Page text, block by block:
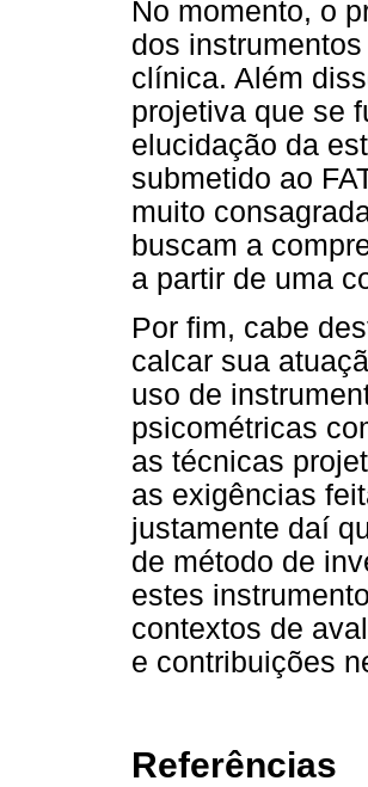
No momento, o
dos
clínica. Além
projetiva que se
elucidação da
submetido ao
muito
buscam a
a partir de uma
Por fim, cabe
calcar sua
uso de
psicométricas
as técnicas
as exigências
justamente daí
de método de
estes
contextos de
e contribuições
Referências